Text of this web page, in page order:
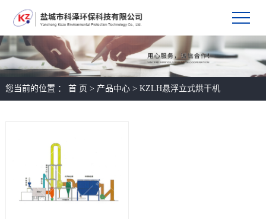
您当前的位置 ： 首 页 > 产品中心> KZLH悬浮立式烘干机